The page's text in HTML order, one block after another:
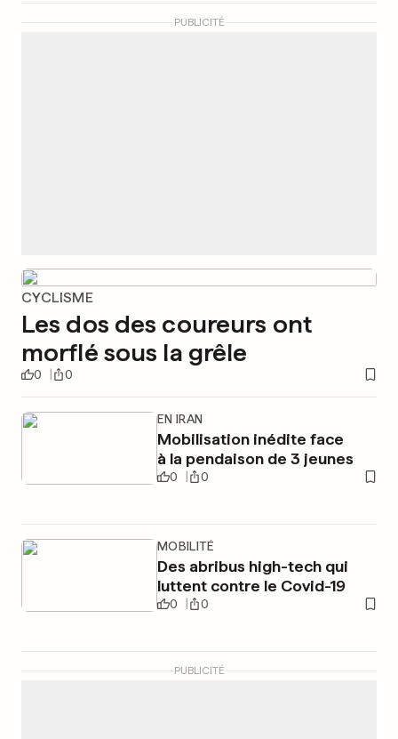
PUBLICITÉ
CYCLISME
Les dos des coureurs ont
morflé sous la grêle
0 0
EN IRAN
Mobilisation inédite face
à la pendaison de 3 jeunes
0 0
MOBILITÉ
Des abribus high-tech qui
luttent contre le Covid-19
0 0
PUBLICITÉ